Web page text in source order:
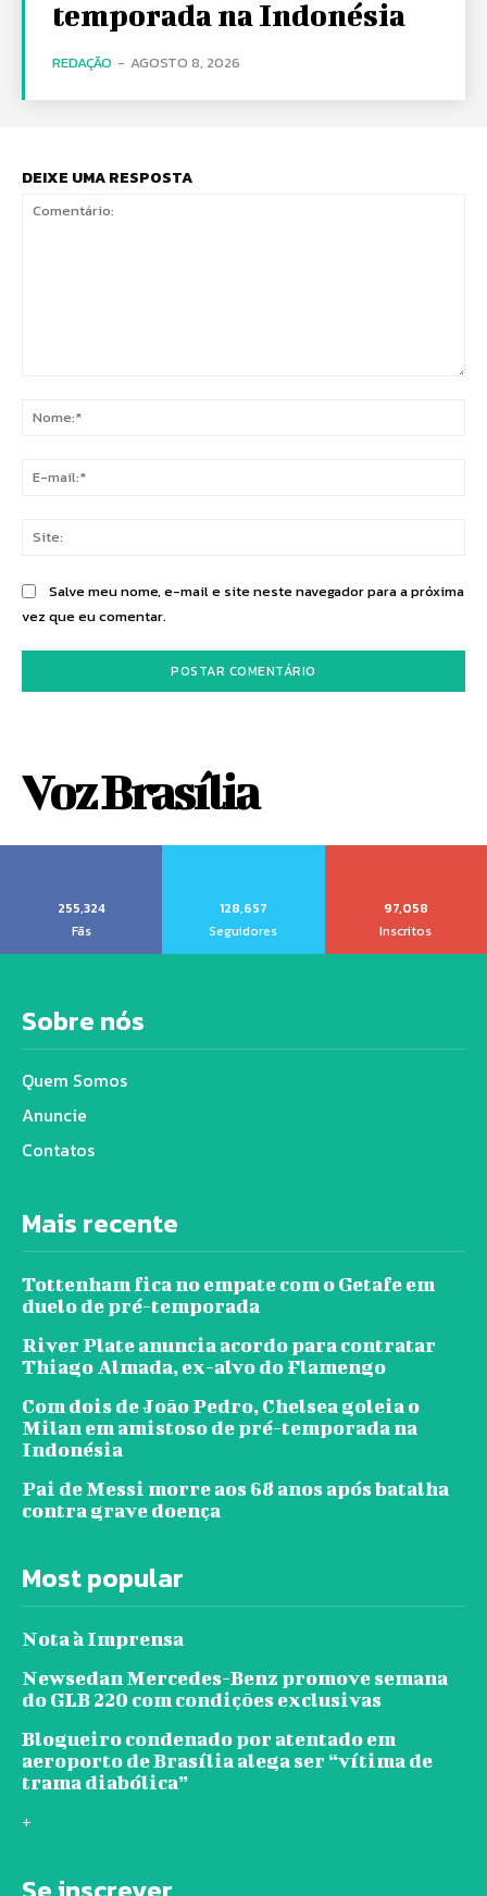
temporada na Indonésia
REDAÇÃO - AGOSTO 8, 2026
DEIXE UMA RESPOSTA
Salve meu nome, e-mail e site neste navegador para a próxima
vez que eu comentar.
Voz Brasília
255,324
Fãs
128,657
Seguidores
97,058
Inscritos
Sobre nós
Quem Somos
Anuncie
Contatos
Mais recente
Tottenham fica no empate com o Getafe em
duelo de pré-temporada
River Plate anuncia acordo para contratar
Thiago Almada, ex-alvo do Flamengo
Com dois de João Pedro, Chelsea goleia o
Milan em amistoso de pré-temporada na
Indonésia
Pai de Messi morre aos 68 anos após batalha
contra grave doença
Most popular
Nota à Imprensa
Newsedan Mercedes-Benz promove semana
do GLB 220 com condições exclusivas
Blogueiro condenado por atentado em
aeroporto de Brasília alega ser “vítima de
trama diabólica”
+